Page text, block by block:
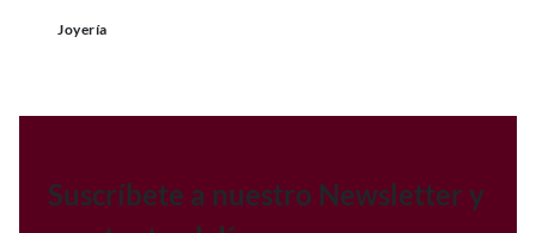
Joyería
Suscríbete a nuestro Newsletter y